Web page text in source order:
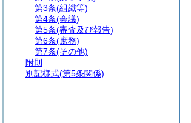
第3条(組織等)
第4条(会議)
第5条(審査及び報告)
第6条(庶務)
第7条(その他)
附則
別記様式(第5条関係)